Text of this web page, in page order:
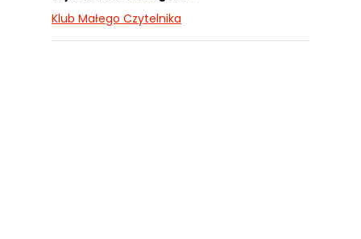
Klub Małego Czytelnika
treści i ofert.